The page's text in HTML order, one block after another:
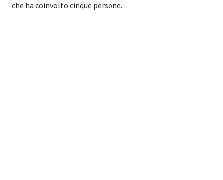
che ha coinvolto cinque persone.